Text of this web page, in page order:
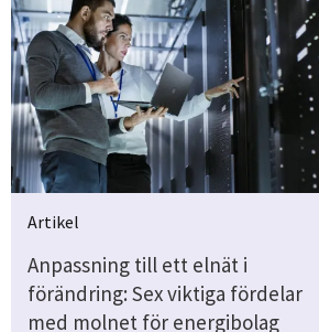
Artikel
Anpassning till ett elnät i
förändring: Sex viktiga fördelar
med molnet för energibolag